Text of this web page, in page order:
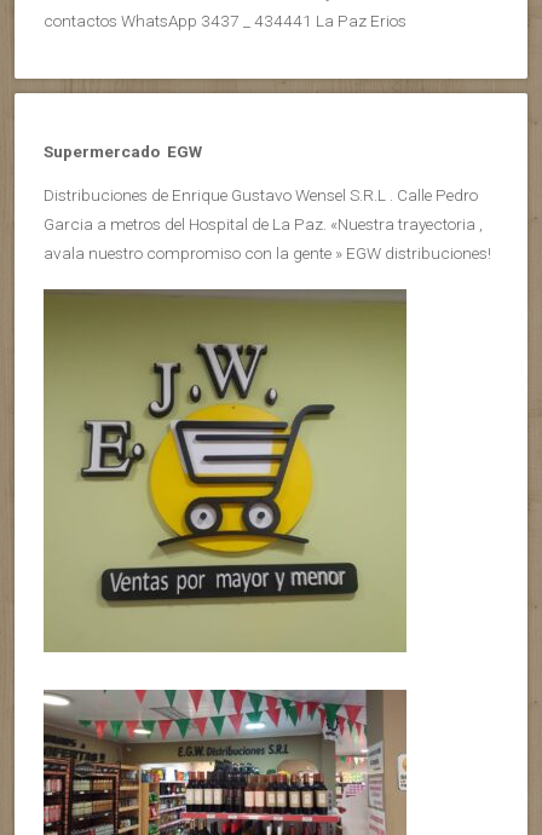
contactos WhatsApp 3437 _ 434441 La Paz Erios
Supermercado EGW
Distribuciones de Enrique Gustavo Wensel S.R.L . Calle Pedro
Garcia a metros del Hospital de La Paz. «Nuestra trayectoria ,
avala nuestro compromiso con la gente » EGW distribuciones!